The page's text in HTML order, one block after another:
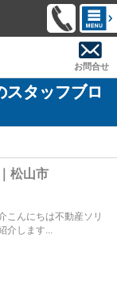
お問合せ
スタッフブロ
松山市
こんにちは不動産ソリ
介します...